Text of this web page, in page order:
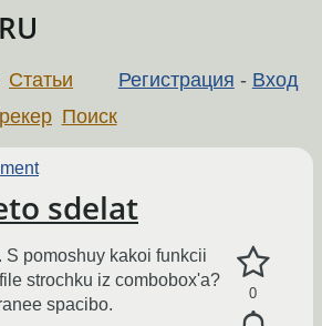
Регистрация - Вход
Статьи
Поиск
sdelat
0
S pomoshuy kakoi funkcii
strochku iz combobox'a?
spacibo.